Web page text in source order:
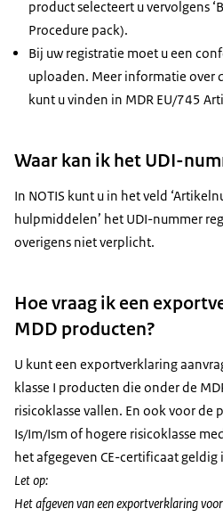
product selecteert u vervolgens
Procedure pack).
Bij uw registratie moet u een
uploaden. Meer informatie over
kunt u vinden in MDR EU/745
Waar kan ik het UDI-
In NOTIS kunt u in het veld
hulpmiddelen’ het UDI-nummer
overigens niet verplicht.
Hoe vraag ik een
MDD producten?
U kunt een exportverklaring
klasse I producten die onder de
risicoklasse vallen. En ook voor de
Is/Im/Ism of hogere risicoklasse
het afgegeven CE-certificaat geldig
Let op:
Het afgeven van een exportverklaring